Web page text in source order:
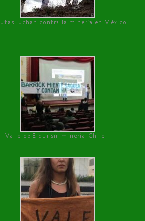
luchan contra la minería en México
Valle de Elqui sin minería. Chile